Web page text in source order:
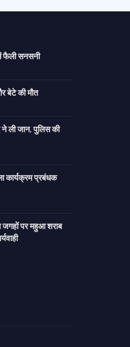
फैली सनसनी
बेटे की मौत
ने ली जान, पुलिस की
कार्यक्रम प्रबंधक
जगहों पर महुआ शराब